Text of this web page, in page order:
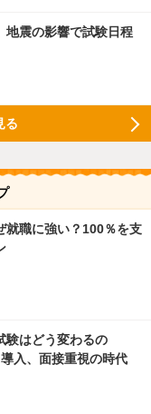
地震の影響で試験日程
る
就職に強い？100％を支
験はどう変わるの
入、面接重視の時代